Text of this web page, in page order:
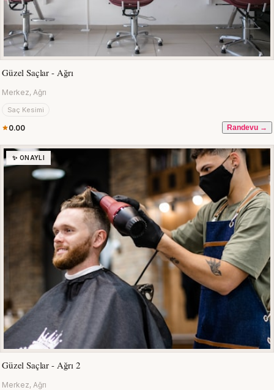
Güzel Saçlar - Ağrı
Merkez, Ağrı
Saç Kesimi
0.00 Randevu →
✨ ONAYLI
Güzel Saçlar - Ağrı 2
Merkez, Ağrı